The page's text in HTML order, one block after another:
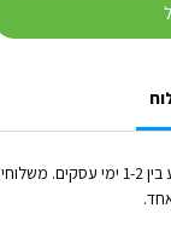
זמן הטיפול בכל הזמנה (לפני השילוח) נע בין 1-2 ימי עסקים. משלוחי